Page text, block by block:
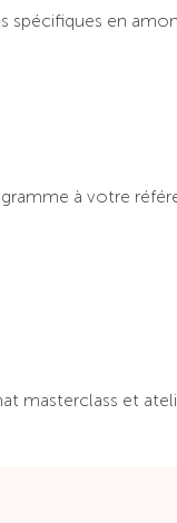
spécifiques en
à votre
masterclass et